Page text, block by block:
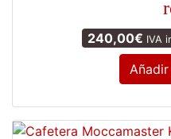
240,00€ IVA